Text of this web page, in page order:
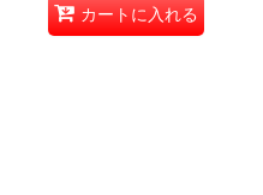
カートに入れる